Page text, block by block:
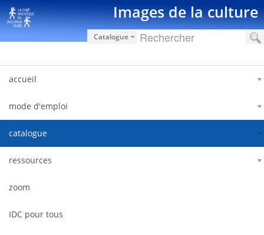
Saut au contenu Images de la culture
Catalogue
accueil
mode d'emploi
catalogue
ressources
zoom
IDC pour tous